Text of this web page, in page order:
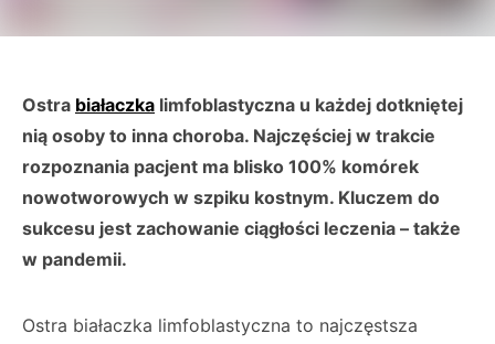
Ostra białaczka limfoblastyczna u każdej dotkniętej
nią osoby to inna choroba. Najczęściej w trakcie
rozpoznania pacjent ma blisko 100% komórek
nowotworowych w szpiku kostnym. Kluczem do
sukcesu jest zachowanie ciągłości leczenia – także
w pandemii.
Ostra białaczka limfoblastyczna to najczęstsza